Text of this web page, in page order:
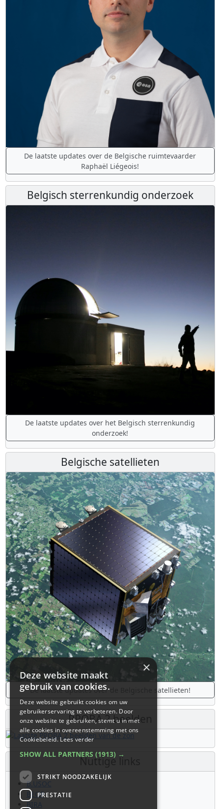
De laatste updates over de Belgische ruimtevaarder
Raphaël Liégeois!
Belgisch sterrenkundig onderzoek
De laatste updates over het Belgisch sterrenkundig
onderzoek!
Belgische satellieten
De laatste updates over de Belgische satellieten!
PROBA 2 beelden
Nuttige links
B.USOC
BEOP
BIRA
×
Deze website maakt
gebruik van cookies.
Deze website gebruikt cookies om uw
gebruikerservaring te verbeteren. Door
onze website te gebruiken, stemt u in met
alle cookies in overeenstemming met ons
Cookiebeleid.Lees verder
SHOW ALL PARTNERS (1913) →
STRIKT NOODZAKELIJK
PRESTATIE